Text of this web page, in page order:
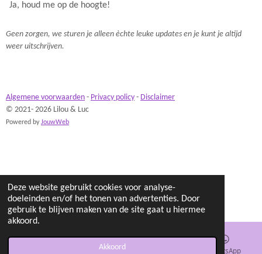
Deze website gebruikt cookies voor analyse-
doeleinden en/of het tonen van advertenties. Door
gebruik te blijven maken van de site gaat u hiermee
akkoord.
Akkoord
Ja, houd me op de hoogte!
Geen zorgen, we sturen je alleen èchte leuke updates en je kunt je altijd
weer uitschrijven.
Algemene voorwaarden - Privacy policy - Disclaimer
© 2021- 2026 Lilou & Luc
Powered byJouwWeb
Instagram WhatsApp